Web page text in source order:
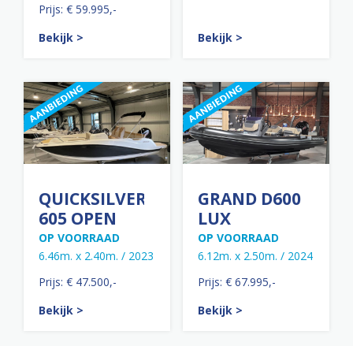
Prijs: € 59.995,-
Bekijk >
Bekijk >
QUICKSILVER
605 OPEN
OP VOORRAAD
6.46m. x 2.40m. / 2023
Prijs: € 47.500,-
Bekijk >
GRAND D600
LUX
OP VOORRAAD
6.12m. x 2.50m. / 2024
Prijs: € 67.995,-
Bekijk >